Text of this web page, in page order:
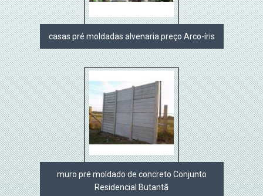
casas pré moldadas alvenaria preço Arco-íris
muro pré moldado de concreto Conjunto
Residencial Butantã